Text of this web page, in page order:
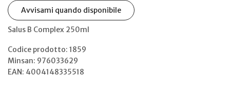
Avvisami quando disponibile
Salus B Complex 250ml
Codice prodotto: 1859
Minsan: 976033629
EAN: 4004148335518